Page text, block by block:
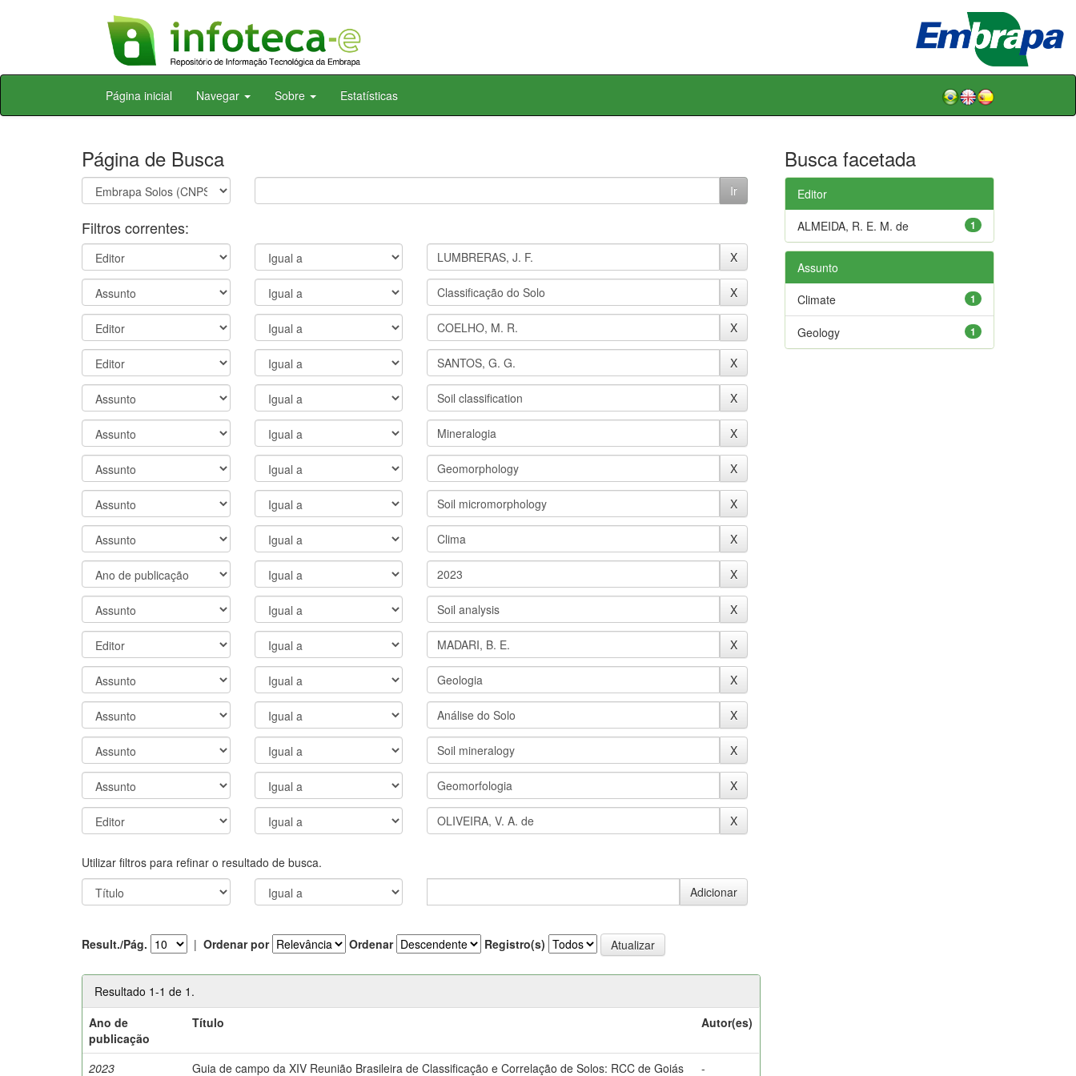
Skip
Página inicial Navegar Sobre Estatísticas
Página de Busca
Filtros correntes:
Utilizar filtros para refinar o resultado de busca.
Result./Pág. | Ordenar por Ordenar Registro(s)
Resultado 1-1 de 1.
Ano de
publicação
Título Autor(es)
2023
Guia de campo da XIV Reunião Brasileira de Classificação e Correlação de Solos: RCC de Goiás
-
Busca facetada
Editor
1
ALMEIDA, R. E. M. de
Assunto
1
Climate
1
Geology